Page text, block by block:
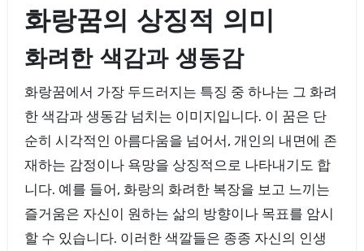
화랑꿈의 상징적 의미
화려한 색감과 생동감
화랑꿈에서 가장 두드러지는 특징 중 하나는 그 화려
한 색감과 생동감 넘치는 이미지입니다. 이 꿈은 단
순히 시각적인 아름다움을 넘어서, 개인의 내면에 존
재하는 감정이나 욕망을 상징적으로 나타내기도 합
니다. 예를 들어, 화랑의 화려한 복장을 보고 느끼는
즐거움은 자신이 원하는 삶의 방향이나 목표를 암시
할 수 있습니다. 이러한 색깔들은 종종 자신의 인생